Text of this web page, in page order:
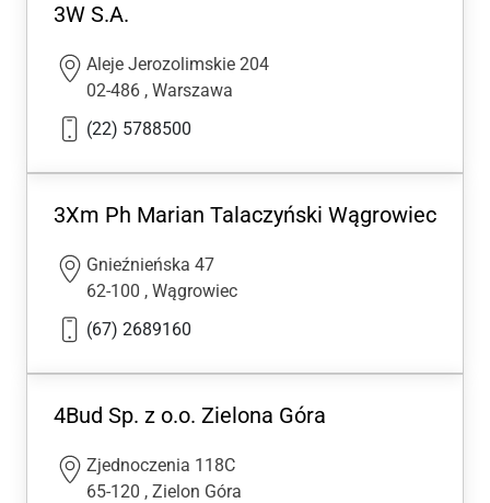
3W S.A.
Aleje Jerozolimskie 204
02-486 , Warszawa
(22) 5788500
3Xm Ph Marian Talaczyński Wągrowiec
Gnieźnieńska 47
62-100 , Wągrowiec
(67) 2689160
4Bud Sp. z o.o. Zielona Góra
Zjednoczenia 118C
65-120 , Zielon Góra